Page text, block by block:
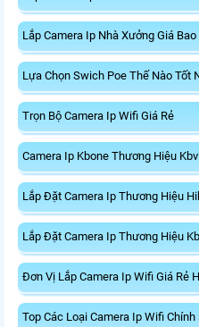
Lắp Camera Ip Nhà Xưởng Giá
Lựa Chọn Swich Poe Thế Nào Tốt
Trọn Bộ Camera Ip Wifi Giá Rẻ
Camera Ip Kbone Thương Hiệu
Lắp Đặt Camera Ip Thương Hiệu
Lắp Đặt Camera Ip Thương Hiệu
Đơn Vị Lắp Camera Ip Wifi Giá Rẻ
Top Các Loại Camera Ip Wifi